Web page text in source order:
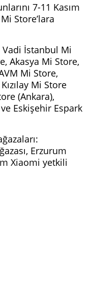
7-11 Kasım
Store’lara
Vadi İstanbul Mi
Akasya Mi Store,
Mi Store,
Mi Store
(Ankara),
Eskişehir Espark
Erzurum
Xiaomi yetkili